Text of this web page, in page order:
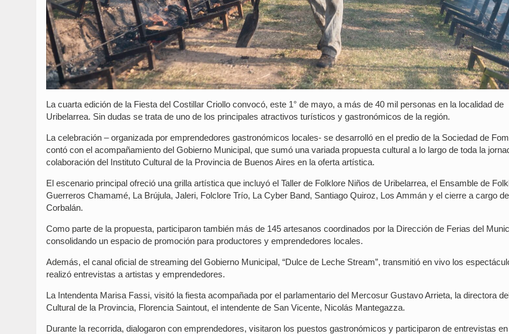
La cuarta edición de la Fiesta del Costillar Criollo convocó, este 1° de mayo, a más de 40 mil personas en la localidad de
Uribelarrea. Sin dudas se trata de uno de los principales atractivos turísticos y gastronómicos de la región.
La celebración – organizada por emprendedores gastronómicos locales- se desarrolló en el predio de la Sociedad de
contó con el acompañamiento del Gobierno Municipal, que sumó una variada propuesta cultural a lo largo de toda la
colaboración del Instituto Cultural de la Provincia de Buenos Aires en la oferta artística.
El escenario principal ofreció una grilla artística que incluyó el Taller de Folklore Niños de Uribelarrea, el Ensamble de
Guerreros Chamamé, La Brújula, Jaleri, Folclore Trío, La Cyber Band, Santiago Quiroz, Los Ammán y el cierre a cargo
Corbalán.
Como parte de la propuesta, participaron también más de 145 artesanos coordinados por la Dirección de Ferias del
consolidando un espacio de promoción para productores y emprendedores locales.
Además, el canal oficial de streaming del Gobierno Municipal, “Dulce de Leche Stream”, transmitió en vivo los
realizó entrevistas a artistas y emprendedores.
La Intendenta Marisa Fassi, visitó la fiesta acompañada por el parlamentario del Mercosur Gustavo Arrieta, la directora
Cultural de la Provincia, Florencia Saintout, el intendente de San Vicente, Nicolás Mantegazza.
Durante la recorrida, dialogaron con emprendedores, visitaron los puestos gastronómicos y participaron de entrevistas